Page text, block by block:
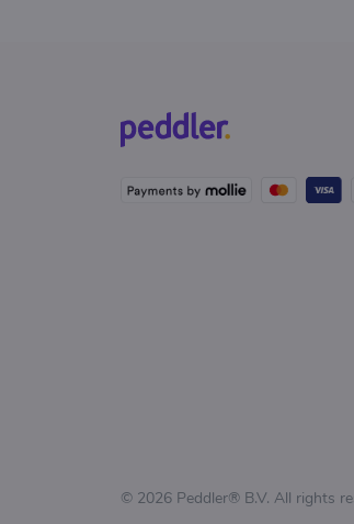
© 2026 Peddler® B.V. All rights